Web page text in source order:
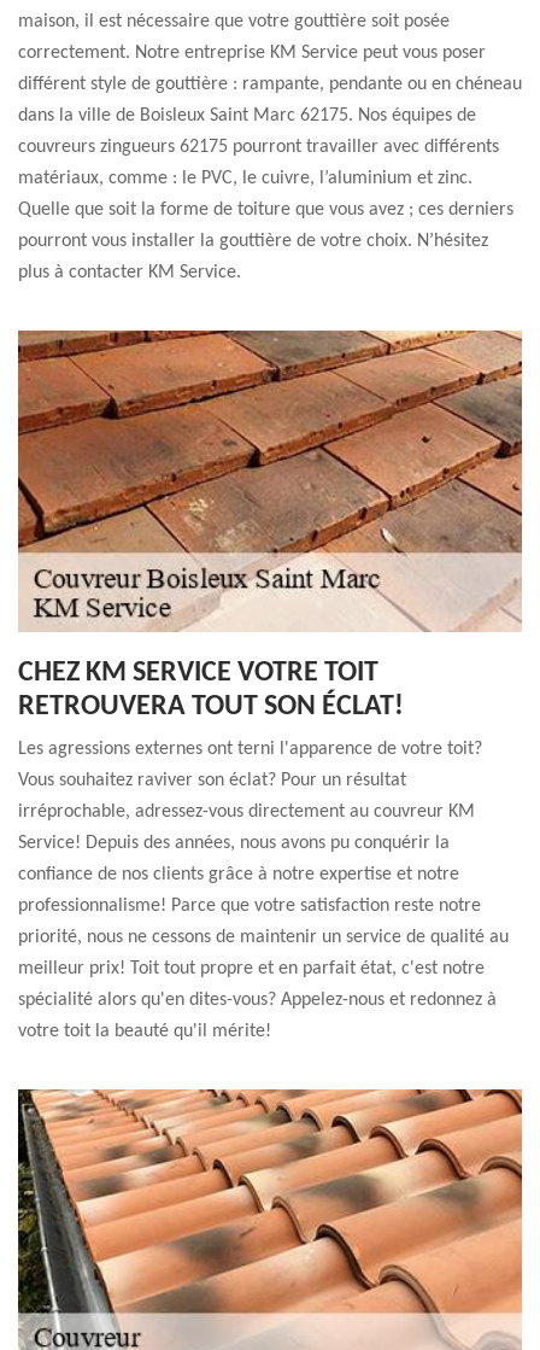
maison, il est nécessaire que votre gouttière soit posée
correctement. Notre entreprise KM Service peut vous poser
différent style de gouttière : rampante, pendante ou en chéneau
dans la ville de Boisleux Saint Marc 62175. Nos équipes de
couvreurs zingueurs 62175 pourront travailler avec différents
matériaux, comme : le PVC, le cuivre, l’aluminium et zinc.
Quelle que soit la forme de toiture que vous avez ; ces derniers
pourront vous installer la gouttière de votre choix. N’hésitez
plus à contacter KM Service.
CHEZ KM SERVICE VOTRE TOIT
RETROUVERA TOUT SON ÉCLAT!
Les agressions externes ont terni l'apparence de votre toit?
Vous souhaitez raviver son éclat? Pour un résultat
irréprochable, adressez-vous directement au couvreur KM
Service! Depuis des années, nous avons pu conquérir la
confiance de nos clients grâce à notre expertise et notre
professionnalisme! Parce que votre satisfaction reste notre
priorité, nous ne cessons de maintenir un service de qualité au
meilleur prix! Toit tout propre et en parfait état, c'est notre
spécialité alors qu'en dites-vous? Appelez-nous et redonnez à
votre toit la beauté qu'il mérite!